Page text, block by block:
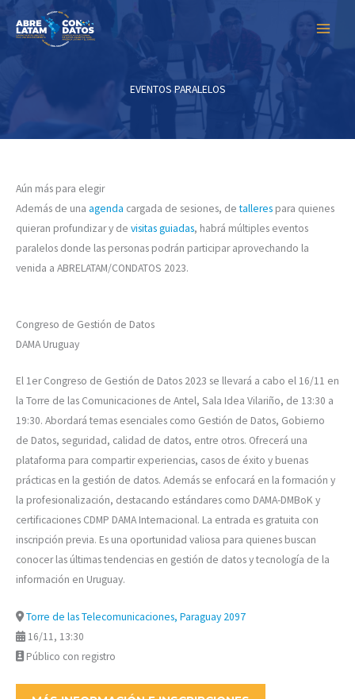
EVENTOS PARALELOS
Aún más para elegir
Además de una agenda cargada de sesiones, detalleres para quienes
quieran profundizar y de visitas guiadas, habrá múltiples eventos
paralelos donde las personas podrán participar aprovechando la
venida a ABRELATAM/CONDATOS 2023.
Congreso de Gestión de Datos
DAMA Uruguay
El 1er Congreso de Gestión de Datos 2023 se llevará a cabo el 16/11 en
la Torre de las Comunicaciones de Antel, Sala Idea Vilariño, de 13:30 a
19:30. Abordará temas esenciales como Gestión de Datos, Gobierno
de Datos, seguridad, calidad de datos, entre otros. Ofrecerá una
plataforma para compartir experiencias, casos de éxito y buenas
prácticas en la gestión de datos. Además se enfocará en la formación y
la profesionalización, destacando estándares como DAMA-DMBoK y
certificaciones CDMP DAMA Internacional. La entrada es gratuita con
inscripción previa. Es una oportunidad valiosa para quienes buscan
conocer las últimas tendencias en gestión de datos y tecnología de la
información en Uruguay.
Torre de las Telecomunicaciones, Paraguay 2097
16/11, 13:30
Público con registro